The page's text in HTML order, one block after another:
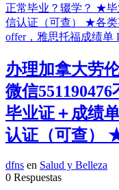
办理加拿大劳
微信
毕业证＋成绩
认证（可查）
dfns en Salud y Belleza
0 Respuestas